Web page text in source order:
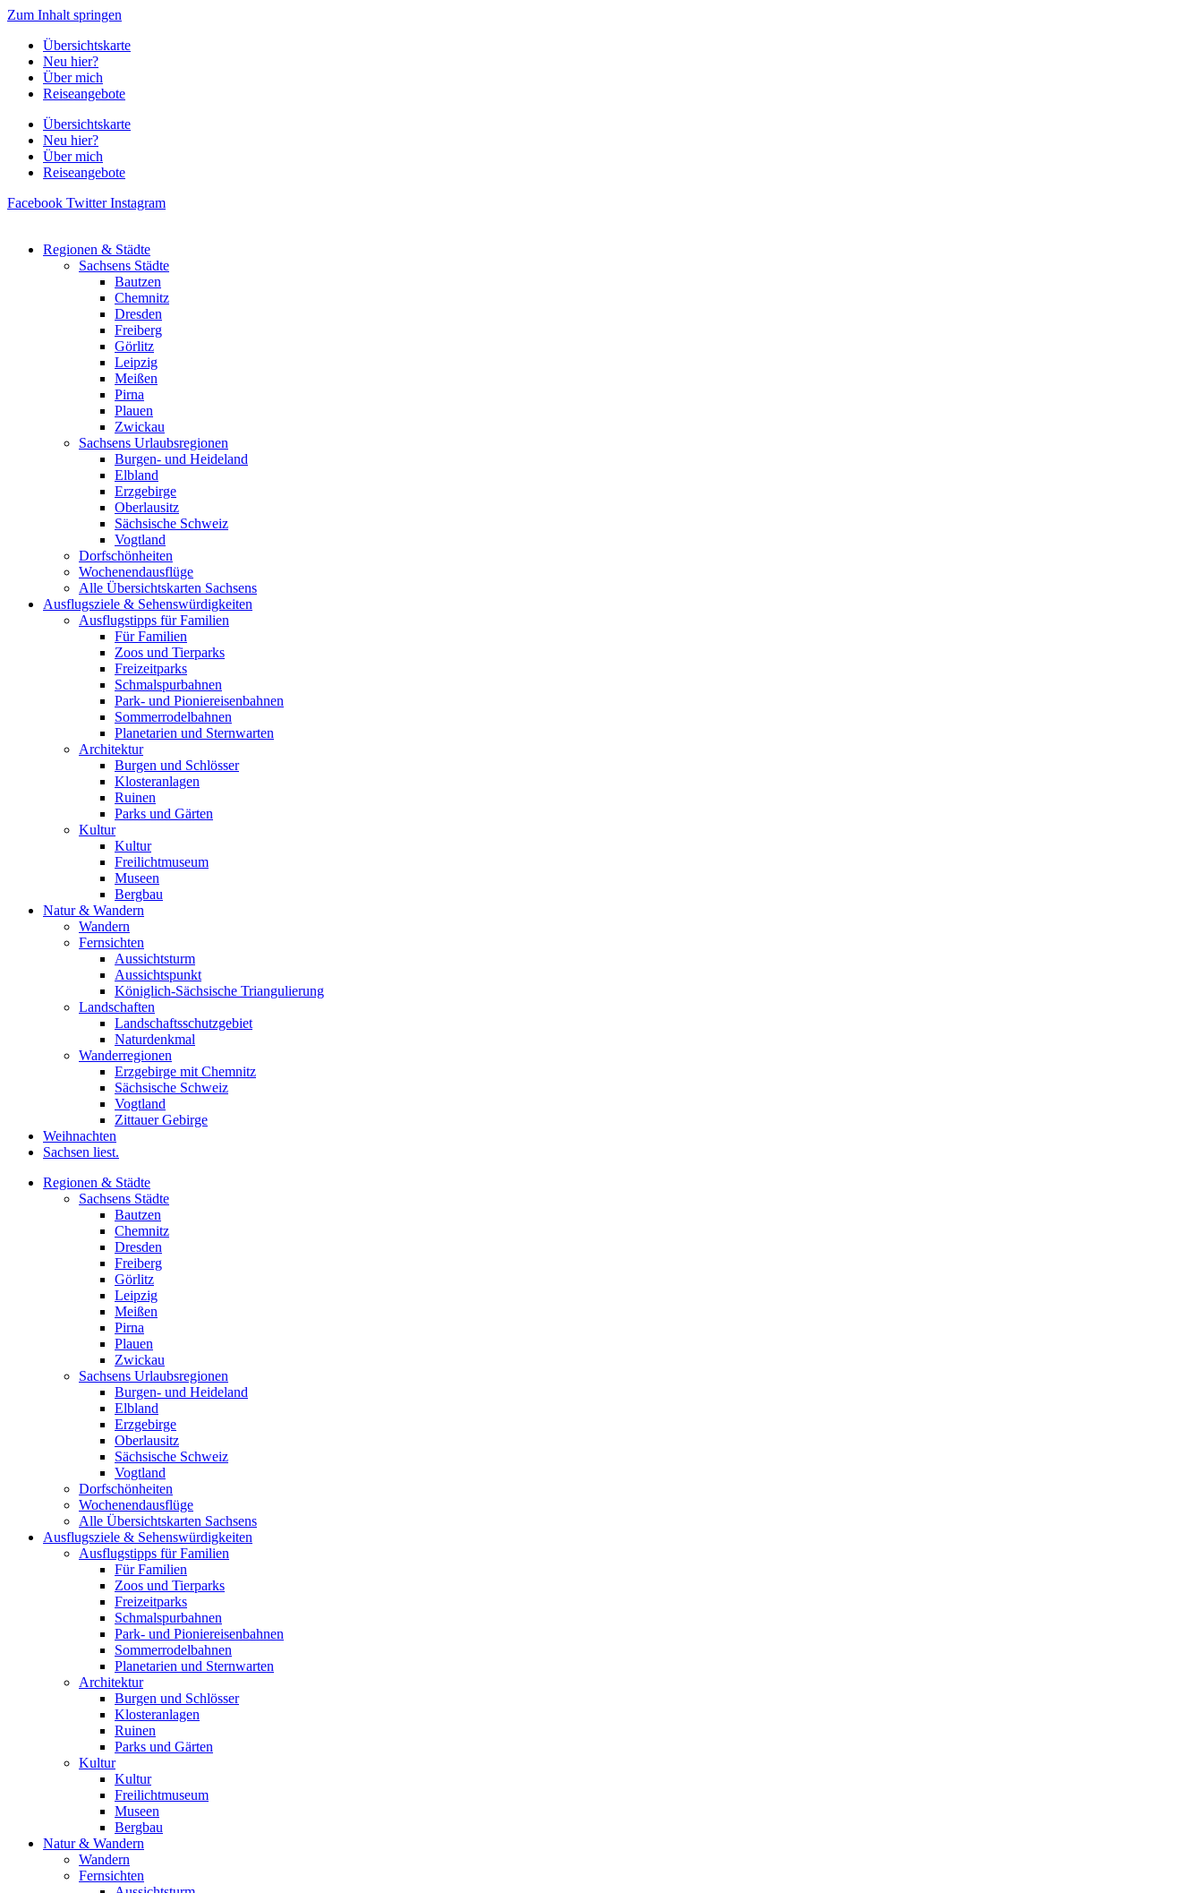
Zum Inhalt springen
Übersichtskarte
Neu hier?
Über mich
Reiseangebote
Übersichtskarte
Neu hier?
Über mich
Reiseangebote
Facebook Twitter Instagram
Regionen & Städte
Sachsens Städte
Bautzen
Chemnitz
Dresden
Freiberg
Görlitz
Leipzig
Meißen
Pirna
Plauen
Zwickau
Sachsens Urlaubsregionen
Burgen- und Heideland
Elbland
Erzgebirge
Oberlausitz
Sächsische Schweiz
Vogtland
Dorfschönheiten
Wochenendausflüge
Alle Übersichtskarten Sachsens
Ausflugsziele & Sehenswürdigkeiten
Ausflugstipps für Familien
Für Familien
Zoos und Tierparks
Freizeitparks
Schmalspurbahnen
Park- und Pioniereisenbahnen
Sommerrodelbahnen
Planetarien und Sternwarten
Architektur
Burgen und Schlösser
Klosteranlagen
Ruinen
Parks und Gärten
Kultur
Kultur
Freilichtmuseum
Museen
Bergbau
Natur & Wandern
Wandern
Fernsichten
Aussichtsturm
Aussichtspunkt
Königlich-Sächsische Triangulierung
Landschaften
Landschaftsschutzgebiet
Naturdenkmal
Wanderregionen
Erzgebirge mit Chemnitz
Sächsische Schweiz
Vogtland
Zittauer Gebirge
Weihnachten
Sachsen liest.
Regionen & Städte
Sachsens Städte
Bautzen
Chemnitz
Dresden
Freiberg
Görlitz
Leipzig
Meißen
Pirna
Plauen
Zwickau
Sachsens Urlaubsregionen
Burgen- und Heideland
Elbland
Erzgebirge
Oberlausitz
Sächsische Schweiz
Vogtland
Dorfschönheiten
Wochenendausflüge
Alle Übersichtskarten Sachsens
Ausflugsziele & Sehenswürdigkeiten
Ausflugstipps für Familien
Für Familien
Zoos und Tierparks
Freizeitparks
Schmalspurbahnen
Park- und Pioniereisenbahnen
Sommerrodelbahnen
Planetarien und Sternwarten
Architektur
Burgen und Schlösser
Klosteranlagen
Ruinen
Parks und Gärten
Kultur
Kultur
Freilichtmuseum
Museen
Bergbau
Natur & Wandern
Wandern
Fernsichten